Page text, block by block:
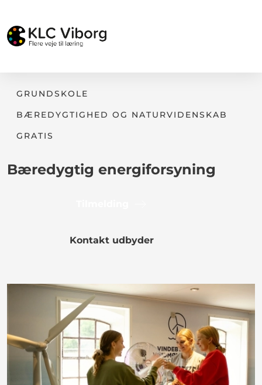
GRUNDSKOLE
BÆREDYGTIGHED OG NATURVIDENSKAB
GRATIS
Bæredygtig energiforsyning
Kontakt udbyder